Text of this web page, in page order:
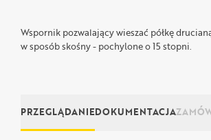
Wspornik pozwalający wieszać półkę
w sposób skośny - pochylone o 15 stopni.
PRZEGLĄDANIEDOKUMENTACJA